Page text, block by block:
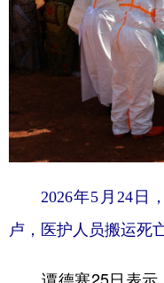
2026年5月24日
卢，医护人员搬运死
谭德塞25日表示，